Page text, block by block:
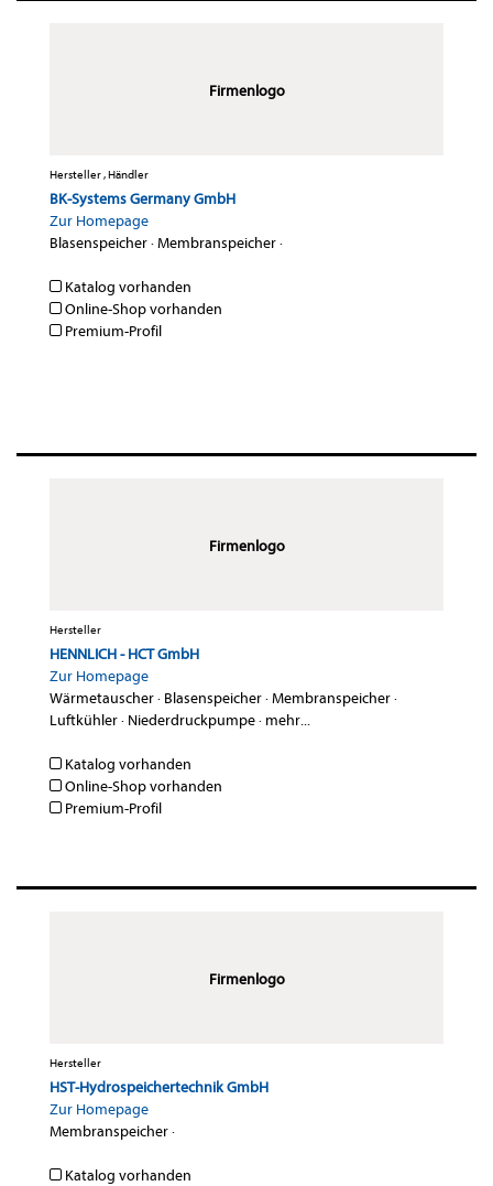
Firmenlogo
Hersteller , Händler
BK-Systems Germany GmbH
Zur Homepage
Blasenspeicher·Membranspeicher·
Katalog vorhanden
Online-Shop vorhanden
Premium-Profil
Firmenlogo
Hersteller
HENNLICH - HCT GmbH
Zur Homepage
Wärmetauscher· Blasenspeicher·Membranspeicher·
Luftkühler· Niederdruckpumpe· mehr...
Katalog vorhanden
Online-Shop vorhanden
Premium-Profil
Firmenlogo
Hersteller
HST-Hydrospeichertechnik GmbH
Zur Homepage
Membranspeicher·
Katalog vorhanden